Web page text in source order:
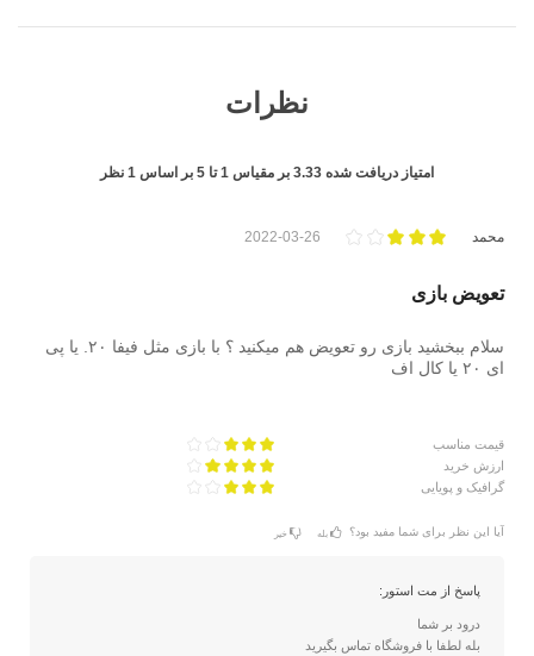
نظرات
امتیاز دریافت شده 3.33 بر مقیاس 1تا 5 بر اساس 1 نظر
محمد 2022-03-26
تعویض بازی
سلام ببخشید بازی رو تعویض هم میکنید ؟ با بازی مثل فیفا ۲۰. یا پی
ای ۲۰ یا کال اف
قیمت مناسب
ارزش خرید
گرافیک و پویایی
آیا این نظر برای شما مفید بود؟ بله خیر
پاسخ از مت استور:
درود بر شما
بله لطفا با فروشگاه تماس بگیرید